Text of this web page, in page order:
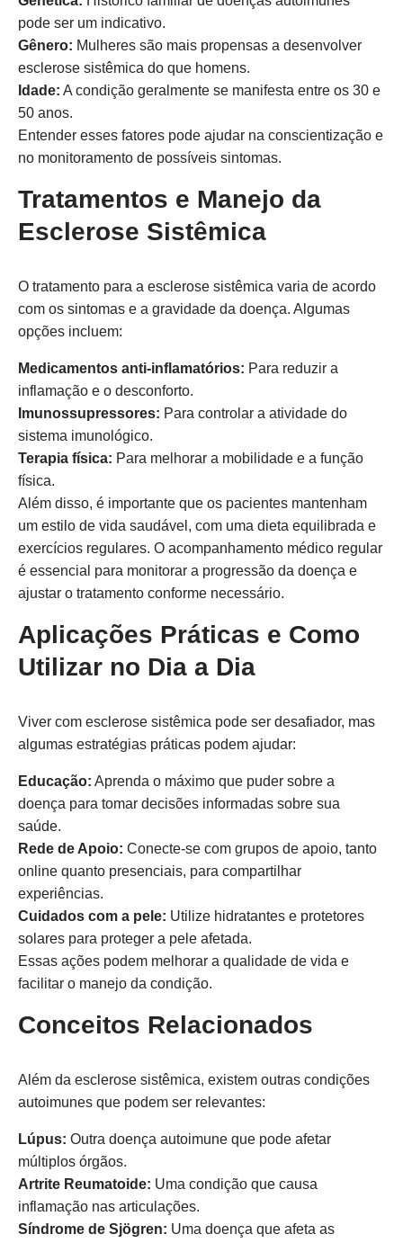
pode ser um indicativo.
Gênero: Mulheres são mais propensas a desenvolver
esclerose sistêmica do que homens.
Idade: A condição geralmente se manifesta entre os 30 e
50 anos.
Entender esses fatores pode ajudar na conscientização e
no monitoramento de possíveis sintomas.
Tratamentos e Manejo da
Esclerose Sistêmica
O tratamento para a esclerose sistêmica varia de acordo
com os sintomas e a gravidade da doença. Algumas
opções incluem:
Medicamentos anti-inflamatórios: Para reduzir a
inflamação e o desconforto.
Imunossupressores: Para controlar a atividade do
sistema imunológico.
Terapia física: Para melhorar a mobilidade e a função
física.
Além disso, é importante que os pacientes mantenham
um estilo de vida saudável, com uma dieta equilibrada e
exercícios regulares. O acompanhamento médico regular
é essencial para monitorar a progressão da doença e
ajustar o tratamento conforme necessário.
Aplicações Práticas e Como
Utilizar no Dia a Dia
Viver com esclerose sistêmica pode ser desafiador, mas
algumas estratégias práticas podem ajudar:
Educação: Aprenda o máximo que puder sobre a
doença para tomar decisões informadas sobre sua
saúde.
Rede de Apoio: Conecte-se com grupos de apoio, tanto
online quanto presenciais, para compartilhar
experiências.
Cuidados com a pele: Utilize hidratantes e protetores
solares para proteger a pele afetada.
Essas ações podem melhorar a qualidade de vida e
facilitar o manejo da condição.
Conceitos Relacionados
Além da esclerose sistêmica, existem outras condições
autoimunes que podem ser relevantes:
Lúpus: Outra doença autoimune que pode afetar
múltiplos órgãos.
Artrite Reumatoide: Uma condição que causa
inflamação nas articulações.
Síndrome de Sjögren: Uma doença que afeta as